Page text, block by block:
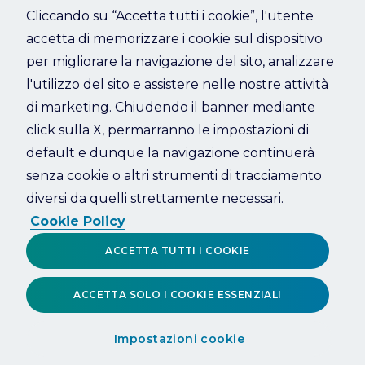
Refresh
Cliccando su “Accetta tutti i cookie”, l'utente
accetta di memorizzare i cookie sul dispositivo
per migliorare la navigazione del sito, analizzare
l'utilizzo del sito e assistere nelle nostre attività
di marketing. Chiudendo il banner mediante
click sulla X, permarranno le impostazioni di
default e dunque la navigazione continuerà
senza cookie o altri strumenti di tracciamento
diversi da quelli strettamente necessari.
Cookie Policy
Impostazioni cookie
ACCETTA SOLO I COOKIE ESSENZIALI
ACCETTA TUTTI I COOKIE